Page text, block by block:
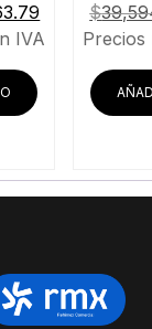
precio
$22,463.79.
IVA
$
Precios